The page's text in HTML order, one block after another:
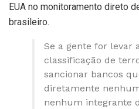
EUA no monitoramento direto
brasileiro.
Se a gente for levar
classificação de
sancionar bancos
diretamente
nenhum integrante